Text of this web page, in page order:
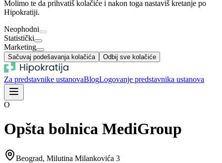
Molimo te da prihvatiš kolačiće i nakon toga nastaviš kretanje po
Hipokratiji.
Neophodni
Statistički
Marketing
Sačuvaj podešavanja kolačića Odbij sve kolačiće
Za predstavnike ustanovaBlogLogovanje predstavnika ustanova
O
Opšta bolnica MediGroup
Beograd, Milutina Milankovića 3